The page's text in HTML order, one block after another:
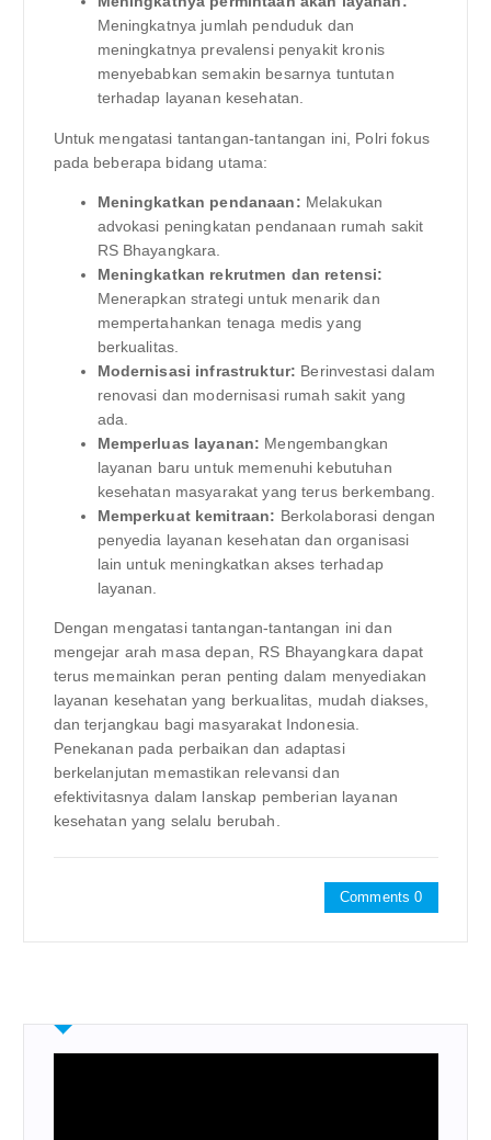
Meningkatnya jumlah penduduk dan
meningkatnya prevalensi penyakit kronis
menyebabkan semakin besarnya tuntutan
terhadap layanan kesehatan.
Untuk mengatasi tantangan-tantangan ini, Polri fokus
pada beberapa bidang utama:
Meningkatkan pendanaan: Melakukan
advokasi peningkatan pendanaan rumah sakit
RS Bhayangkara.
Meningkatkan rekrutmen dan retensi:
Menerapkan strategi untuk menarik dan
mempertahankan tenaga medis yang
berkualitas.
Modernisasi infrastruktur: Berinvestasi dalam
renovasi dan modernisasi rumah sakit yang
ada.
Memperluas layanan: Mengembangkan
layanan baru untuk memenuhi kebutuhan
kesehatan masyarakat yang terus berkembang.
Memperkuat kemitraan: Berkolaborasi dengan
penyedia layanan kesehatan dan organisasi
lain untuk meningkatkan akses terhadap
layanan.
Dengan mengatasi tantangan-tantangan ini dan
mengejar arah masa depan, RS Bhayangkara dapat
terus memainkan peran penting dalam menyediakan
layanan kesehatan yang berkualitas, mudah diakses,
dan terjangkau bagi masyarakat Indonesia.
Penekanan pada perbaikan dan adaptasi
berkelanjutan memastikan relevansi dan
efektivitasnya dalam lanskap pemberian layanan
kesehatan yang selalu berubah.
Comments 0